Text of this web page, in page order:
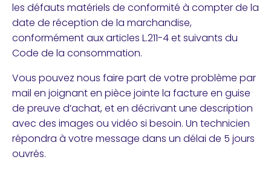
les défauts matériels de conformité à compter de la
date de réception de la marchandise,
conformément aux articles L.211-4 et suivants du
Code de la consommation.
Vous pouvez nous faire part de votre problème par
mail en joignant en pièce jointe la facture en guise
de preuve d’achat, et en décrivant une description
avec des images ou vidéo si besoin. Un technicien
répondra à votre message dans un délai de 5 jours
ouvrés.